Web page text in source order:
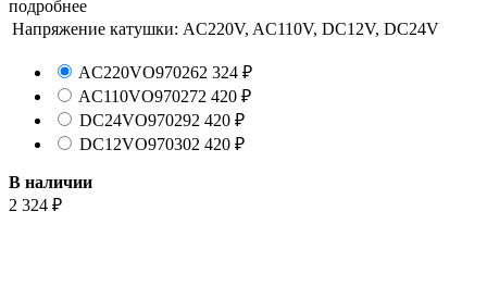
подробнее
Напряжение катушки: AC220V, AC110V, DC12V, DC24V
AC220VO970262 324 ₽
AC110VO970272 420 ₽
DC24VO970292 420 ₽
DC12VO970302 420 ₽
В наличии
2 324 ₽